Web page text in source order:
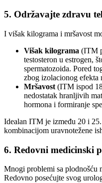
5. Održavajte zdravu
I višak kilograma i mršavost
Višak kilograma (ITM
testosteron u estrogen,
spermatozoida. Pored
zbog izolacionog efekta
Mršavost (ITM ispod
nedostatak hranljivih
hormona i formiranje
Idealan ITM je između 20 i
kombinacijom uravnotežene
6. Redovni medicinski
Mnogi problemi sa plodnošću
Redovno posećujte svog